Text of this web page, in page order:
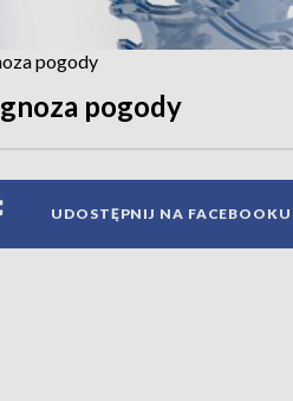
pogody
pogody
UDOSTĘPNIJ NA FACEBOOKU